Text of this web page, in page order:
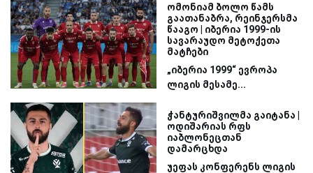
ომონიამ ბოლო წამს
გაათანაბრა, რეინჯერსმა
წააგო | იბერია 1999-ის
სავარაუდო მეტოქეთა
მატჩები
„იბერია 1999“ ევროპა
ლიგის მესამე...
ჭანტურიშვილმა გაიტანა |
ოდიშარიას რფს
იაბლონეცთან
დამარცხდა
უეფას კონფერენს ლიგის